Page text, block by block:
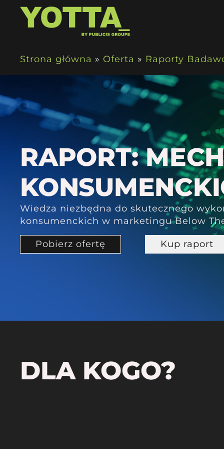
Strona główna » Oferta » Raporty
RAPORT:
Wiedza niezbędna do skutecznego
konsumenckich w marketingu Below
Pobierz ofertę Kup raport
DLA KOGO?